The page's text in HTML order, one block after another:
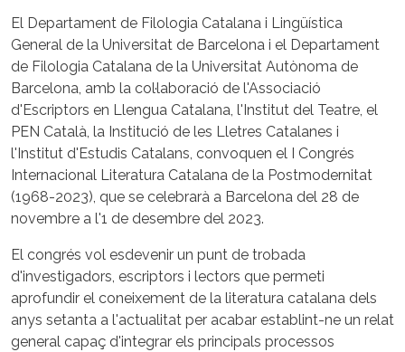
El Departament de Filologia Catalana i Lingüística
General de la Universitat de Barcelona i el Departament
de Filologia Catalana de la Universitat Autònoma de
Barcelona, amb la col·laboració de l'Associació
d'Escriptors en Llengua Catalana, l'Institut del Teatre, el
PEN Català, la Institució de les Lletres Catalanes i
l'Institut d'Estudis Catalans, convoquen el I Congrés
Internacional Literatura Catalana de la Postmodernitat
(1968-2023), que se celebrarà a Barcelona del 28 de
novembre a l'1 de desembre del 2023.
El congrés vol esdevenir un punt de trobada
d'investigadors, escriptors i lectors que permeti
aprofundir el coneixement de la literatura catalana dels
anys setanta a l'actualitat per acabar establint-ne un relat
general capaç d'integrar els principals processos